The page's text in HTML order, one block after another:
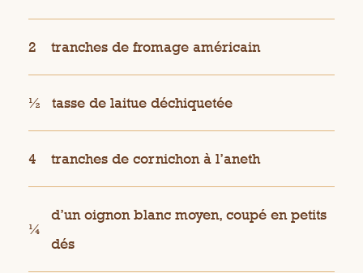
2 tranches de fromage américain
½ tasse de laitue déchiquetée
4 tranches de cornichon à l’aneth
¼
d’un oignon blanc moyen, coupé en petits
dés